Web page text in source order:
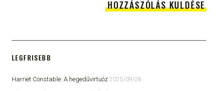
LEGFRISEBB
Harriet Constable: A hegedűvirtuóz 2025/09/28